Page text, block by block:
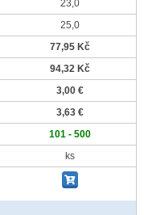
23,0
25,0
77,95 Kč
94,32 Kč
3,00 €
3,63 €
101 - 500
ks